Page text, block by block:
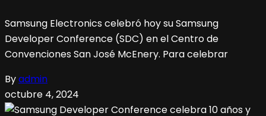
Samsung Electronics celebró hoy su Samsung
Developer Conference (SDC) en el Centro de
Convenciones San José McEnery. Para celebrar
Byadmin
octubre 4, 2024